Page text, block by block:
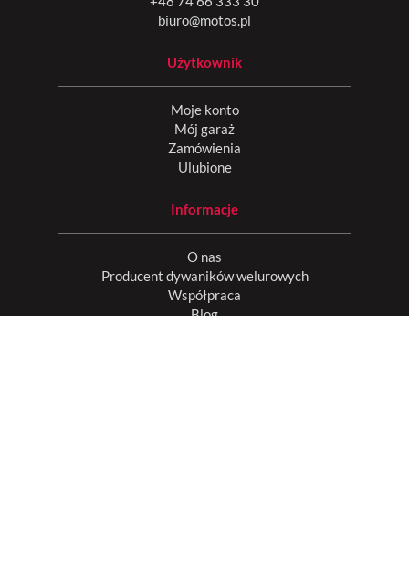
biuro@motos.pl
Użytkownik
Moje konto
Mój garaż
Zamówienia
Ulubione
Informacje
O nas
Producent dywaników welurowych
Współpraca
Blog